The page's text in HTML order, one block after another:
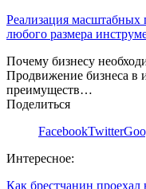
Реализация масштабных
любого размера
Почему бизнесу
Продвижение бизнеса в
преимуществ…
Поделиться
FacebookTwitter
Интересное:
Как брестчанин проехал